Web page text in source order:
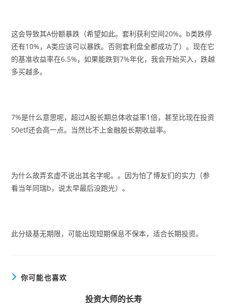
这会导致其A份额暴跌（希望如此。套利获利空间20%。b类跌停
还有10%，A类应该可以暴跌。否则套利盘全都成功了）。现在它
的基准收益率在6.5%，如果能跌到7%年化，我会开始买入，跌越
多买越多。
7%是什么意思呢，超过A股长期总体收益率1倍，甚至比现在投资
50etf还会高一点。当然比不上金融股长期收益率。
为什么故弄玄虚不说出其名字呢。。因为怕了博友们的实力（参
看当年同瑞b，说太早最后没跑光）。
此分级基无期限，可能出现短期保息不保本，适合长期投资。
你可能也喜欢
投资大师的长寿